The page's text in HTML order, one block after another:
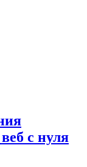
с нуля